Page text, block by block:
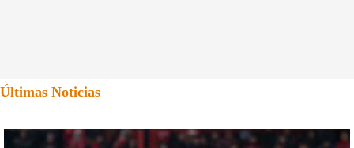
Últimas Noticias